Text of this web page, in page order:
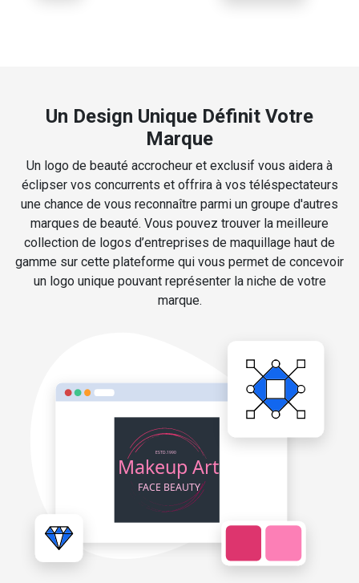
Un Design Unique Définit Votre
Marque
Un logo de beauté accrocheur et exclusif vous aidera à
éclipser vos concurrents et offrira à vos téléspectateurs
une chance de vous reconnaître parmi un groupe d'autres
marques de beauté. Vous pouvez trouver la meilleure
collection de logos d’entreprises de maquillage haut de
gamme sur cette plateforme qui vous permet de concevoir
un logo unique pouvant représenter la niche de votre
marque.